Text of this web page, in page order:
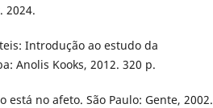
2024.
Introdução ao estudo da
Anolis Kooks, 2012. 320 p.
está no afeto. São Paulo: Gente, 2002.